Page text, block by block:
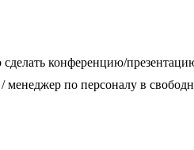
конференцию/
менеджер по персоналу в